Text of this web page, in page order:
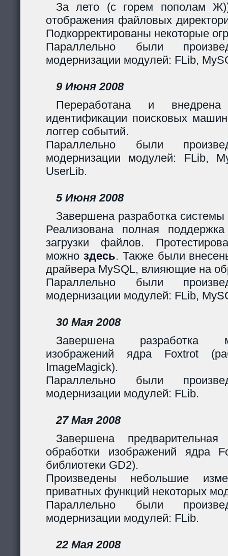
За лето (с горем пополам
отображения файловых
Подкорректированы некоторые
Параллельно были
модернизации модулей: FLib,
9 Июня 2008
Переработана и
идентификации поисковых
логгер событий.
Параллельно были
модернизации модулей: FLib,
UserLib.
5 Июня 2008
Завершена разработка
Реализована полная
загрузки файлов.
можно здесь. Также были
драйвера MySQL, влияющие на
Параллельно были
модернизации модулей: FLib,
30 Мая 2008
Завершена разработка
изображений ядра Foxtrot
ImageMagick).
Параллельно были
модернизации модулей: FLib.
27 Мая 2008
Завершена
обработки изображений ядра
библиотеки GD2).
Произведены небольшие
приватных функций некоторых
Параллельно были
модернизации модулей: FLib.
22 Мая 2008